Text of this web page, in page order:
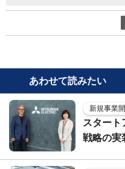
あわせて読みたい
新規事業
スター
戦略の実